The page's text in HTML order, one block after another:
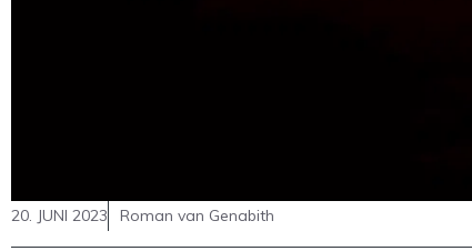
20. JUNI 2023 Roman van Genabith